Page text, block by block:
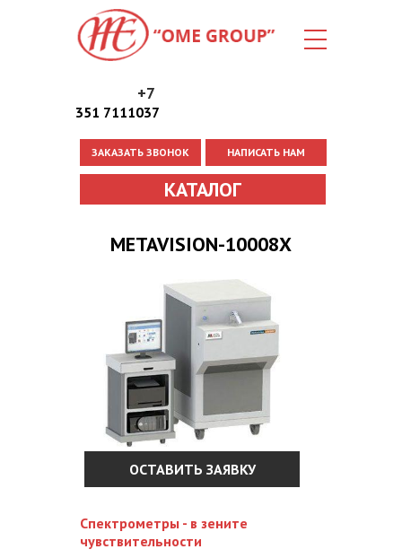
+7
351 7111037
ЗАКАЗАТЬ ЗВОНОК НАПИСАТЬ НАМ
Вы здесь КАТАЛОГ
METAVISION-10008X
ОСТАВИТЬ ЗАЯВКУ
Спектрометры - в зените
чувствительности